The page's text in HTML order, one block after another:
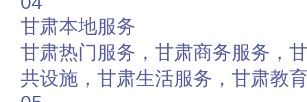
甘肃本地服务
甘肃热门服务，甘肃商务服务，
共设施，甘肃生活服务，甘肃教